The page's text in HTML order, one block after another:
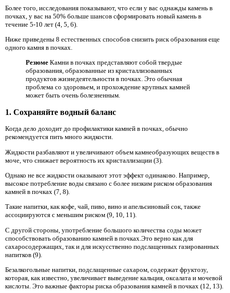
Более того, исследования показывают, что если у вас однажды камень в
почках, у вас на 50% больше шансов сформировать новый камень в
течение 5-10 лет (4, 5, 6).
Ниже приведены 8 естественных способов снизить риск образования еще
одного камня в почках.
Резюме Камни в почках представляют собой твердые
образования, образованные из кристаллизованных
продуктов жизнедеятельности в почках. Это обычная
проблема со здоровьем, и прохождение крупных камней
может быть очень болезненным.
1. Сохраняйте водный баланс
Когда дело доходит до профилактики камней в почках, обычно
рекомендуется пить много жидкости.
Жидкости разбавляют и увеличивают объем камнеобразующих веществ в
моче, что снижает вероятность их кристаллизации (3).
Однако не все жидкости оказывают этот эффект одинаково. Например,
высокое потребление воды связано с более низким риском образования
камней в почках (7, 8).
Такие напитки, как кофе, чай, пиво, вино и апельсиновый сок, также
ассоциируются с меньшим риском (9, 10, 11).
С другой стороны, употребление большого количества соды может
способствовать образованию камней в почках.Это верно как для
сахаросодержащих, так и для искусственно подслащенных газированных
напитков (9).
Безалкогольные напитки, подслащенные сахаром, содержат фруктозу,
которая, как известно, увеличивает выведение кальция, оксалата и мочевой
кислоты. Это важные факторы риска образования камней в почках (12, 13).